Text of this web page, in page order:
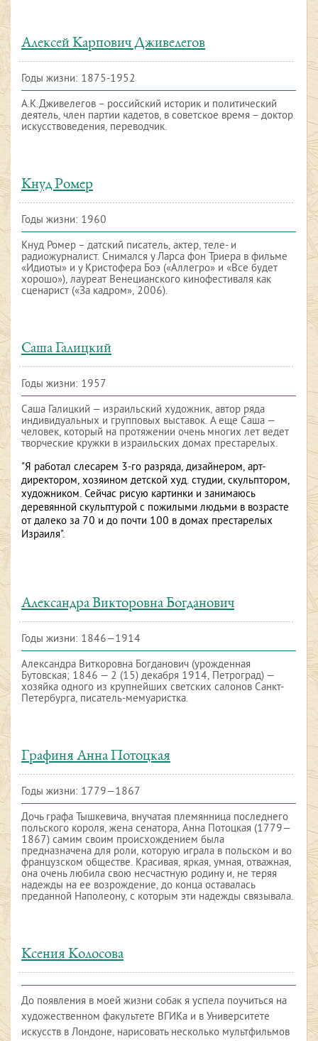
Алексей Карпович Дживелегов
Годы жизни: 1875-1952
А.К.Дживелегов – российский историк и политический
деятель, член партии кадетов, в советское время – доктор
искусствоведения, переводчик.
Кнуд Ромер
Годы жизни: 1960
Кнуд Ромер – датский писатель, актер, теле- и
радиожурналист. Снимался у Ларса фон Триера в фильме
«Идиоты» и у Кристофера Боэ («Аллегро» и «Все будет
хорошо»), лауреат Венецианского кинофестиваля как
сценарист («За кадром», 2006).
Саша Галицкий
Годы жизни: 1957
Саша Галицкий — израильский художник, автор ряда
индивидуальных и групповых выставок. А еще Саша —
человек, который на протяжении очень многих лет ведет
творческие кружки в израильских домах престарелых.
"Я работал слесарем 3-го разряда, дизайнером, арт-
директором, хозяином детской худ. студии, скульптором,
художником. Сейчас рисую картинки и занимаюсь
деревянной скульптурой с пожилыми людьми в возрасте
от далеко за 70 и до почти 100 в домах престарелых
Израиля".
Александра Викторовна Богданович
Годы жизни: 1846—1914
Александра Виткоровна Богданович (урожденная
Бутовская; 1846 — 2 (15) декабря 1914, Петроград) —
хозяйка одного из крупнейших светских салонов Санкт-
Петербурга, писатель-мемуаристка.
Графиня Анна Потоцкая
Годы жизни: 1779—1867
Дочь графа Тышкевича, внучатая племянница последнего
польского короля, жена сенатора, Анна Потоцкая (1779—
1867) самим своим происхождением была
предназначена для роли, которую играла в польском и во
французском обществе. Красивая, яркая, умная, отважная,
она очень любила свою несчастную родину и, не теряя
надежды на ее возрождение, до конца оставалась
преданной Наполеону, с которым эти надежды связывала.
Ксения Колосова
До появления в моей жизни собак я успела поучиться на
художественном факультете ВГИКа и в Университете
искусств в Лондоне, нарисовать несколько мультфильмов